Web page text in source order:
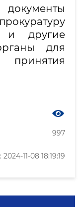
и другие
для
997
11-08 18:19:19